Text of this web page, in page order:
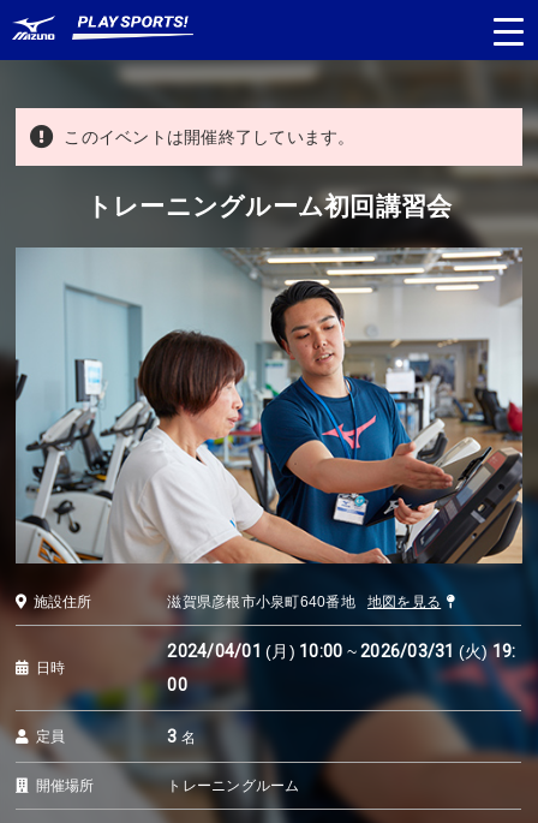
種目から探す
対象年齢から探す
このイベントは開催終了しています。
トレーニングルーム初回講習会
施設住所 滋賀県彦根市小泉町640番地 地図を見る
日時
2024/04/01(月) 10:00 ~ 2026/03/31 (火) 19:
00
定員 3 名
開催場所 トレーニングルーム